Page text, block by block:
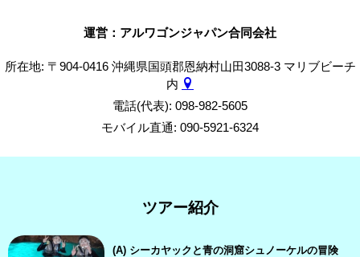
運営：アルワゴンジャパン合同会社
所在地: 〒904-0416 沖縄県国頭郡恩納村山田3088-3 マリブビーチ
内
電話(代表): 098-982-5605
モバイル直通: 090-5921-6324
ツアー紹介
(A) シーカヤックと青の洞窟シュノーケルの冒険